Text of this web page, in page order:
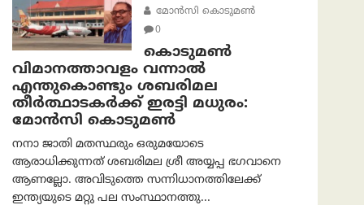
മോൻസി കൊടുമൺ
0
കൊടുമൺ
വിമാനത്താവളം വന്നാൽ
എന്തുകൊണ്ടും ശബരിമല
തീർത്ഥാടകർക്ക് ഇരട്ടി മധുരം:
മോൻസി കൊടുമൺ
നനാ ജാതി മതസ്ഥരും ഒരുമയോടെ
ആരാധിക്കുന്നത് ശബരിമല ശ്രീ അയ്യപ്പ ഭഗവാനെ
ആണല്ലോ. അവിടുത്തെ സന്നിധാനത്തിലേക്ക്
ഇന്ത്യയുടെ മറ്റു പല സംസ്ഥാനത്തു...